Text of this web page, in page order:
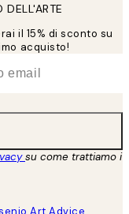
il 15% di sconto su
acquisto!
su come trattiamo i
Art Advice